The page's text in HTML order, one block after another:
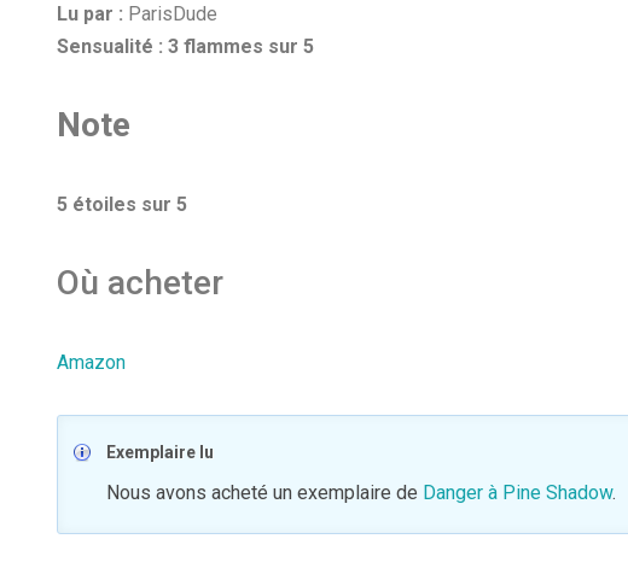
Lu par : ParisDude
Sensualité : 3 flammes sur 5
Note
5 étoiles sur 5
Où acheter
Amazon
Exemplaire lu
Nous avons acheté un exemplaire de Danger à Pine Shadow.